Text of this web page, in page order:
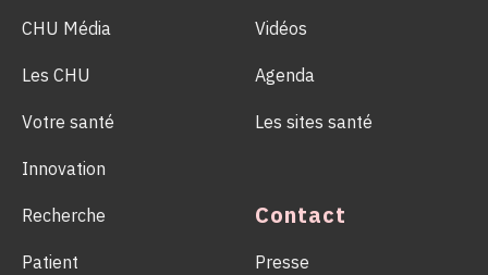
CHU Média
Les CHU
Votre santé
Innovation
Recherche
Patient
Vidéos
Agenda
Les sites santé
Contact
Presse